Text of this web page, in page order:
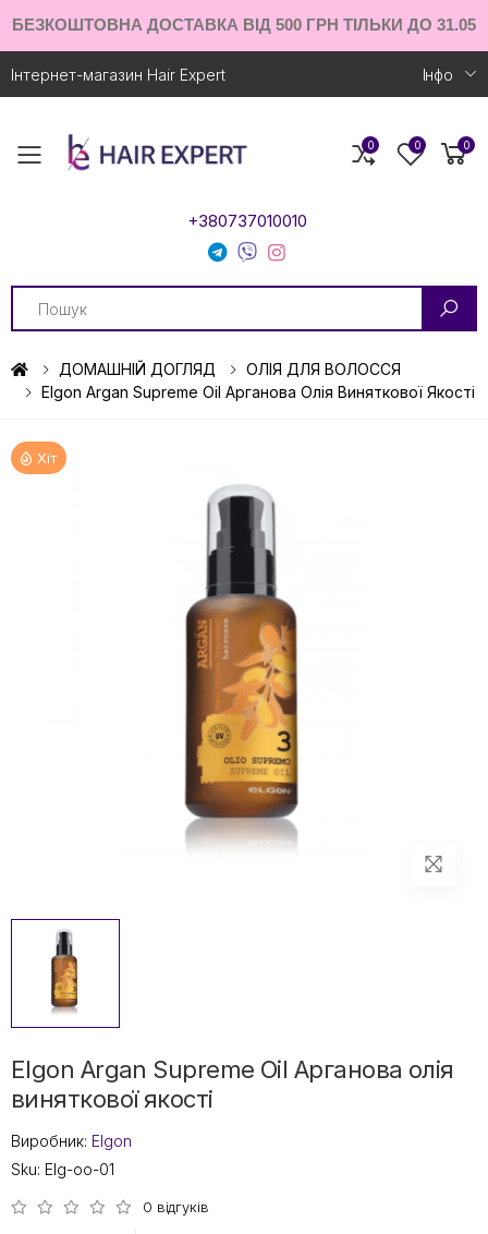
БЕЗКОШТОВНА ДОСТАВКА ВІД 500 ГРН ТІЛЬКИ ДО 31.05
Інтернет-магазин Hair Expert Iнфо
Toggle mobile menu
+380737010010
Search
0 0 0
ДОМАШНІЙ ДОГЛЯД
ОЛІЯ ДЛЯ ВОЛОССЯ
Elgon Argan Supreme Oil Арганова Олiя Виняткової Якості
Хіт
Elgon Argan Supreme Oil Арганова олiя
виняткової якості
Виробник: Elgon
Sku: Elg-oo-01
0 відгуків